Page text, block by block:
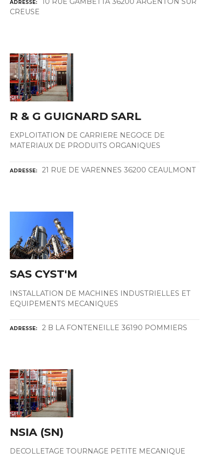
ADRESSE
CREUSE
R & G GUIGNARD SARL
EXPLOITATION DE CARRIERE NEGOCE DE
MATERIAUX DE PRODUITS ORGANIQUES
ADRESSE 21 RUE DE VARENNES 36200 CEAULMONT
SAS CYST'M
INSTALLATION DE MACHINES INDUSTRIELLES ET
EQUIPEMENTS MECANIQUES
ADRESSE 2 B LA FONTENEILLE 36190 POMMIERS
NSIA (SN)
DECOLLETAGE TOURNAGE PETITE MECANIQUE